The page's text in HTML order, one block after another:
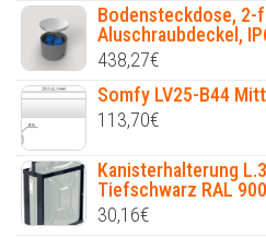
Bodensteckdose, 2-
Aluschraubdeckel,
438,27€
Somfy LV25-B44
113,70€
Kanisterhalterung
Tiefschwarz RAL
30,16€